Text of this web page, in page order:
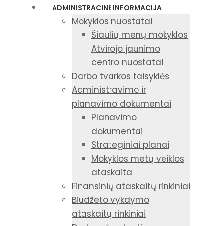
ADMINISTRACINĖ INFORMACIJA
Mokyklos nuostatai
Šiaulių menų mokyklos
Atvirojo jaunimo
centro nuostatai
Darbo tvarkos taisyklės
Administravimo ir
planavimo dokumentai
Planavimo
dokumentai
Strateginiai planai
Mokyklos metų veiklos
ataskaita
Finansinių ataskaitų rinkiniai
Biudžeto vykdymo
ataskaitų rinkiniai